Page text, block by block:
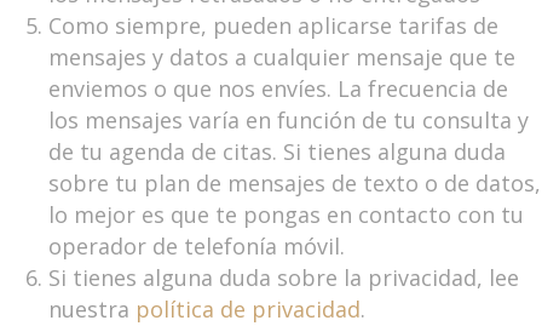
Como siempre, pueden aplicarse tarifas de
mensajes y datos a cualquier mensaje que te
enviemos o que nos envíes. La frecuencia de
los mensajes varía en función de tu consulta y
de tu agenda de citas. Si tienes alguna duda
sobre tu plan de mensajes de texto o de datos,
lo mejor es que te pongas en contacto con tu
operador de telefonía móvil.
Si tienes alguna duda sobre la privacidad, lee
nuestra política de privacidad.